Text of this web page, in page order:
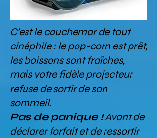
C’est le cauchemar de tout
cinéphile : le pop-corn est prêt,
les boissons sont fraîches,
mais votre fidèle projecteur
refuse de sortir de son
sommeil.
Pas de panique !Avant de
déclarer forfait et de ressortir